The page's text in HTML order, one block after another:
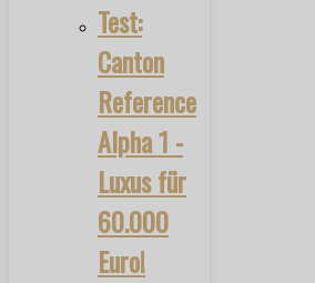
Test:
Canton
Reference
Alpha 1 -
Luxus für
60.000
Euro!